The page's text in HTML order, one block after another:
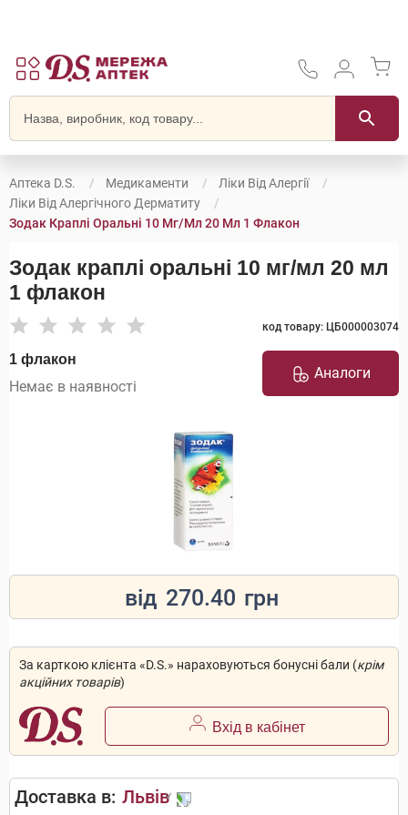
Аптека D.S. Медикаменти
Ліки Від Алергії
Ліки Від Алергічного Дерматиту
Зодак Краплі Оральні 10 Мг/мл 20 Мл 1 Флакон
Зодак краплі оральні 10 мг/мл 20 мл
1 флакон
код товару: ЦБ000003074
1 флакон
Немає в наявності
Аналоги
від 270.40 грн
За карткою клієнта «D.S.» нараховуються бонусні бали (крім
акційних товарів)
Вхід в кабінет
Доставка в: Львів